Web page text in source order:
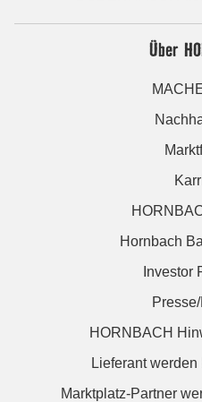
Über
Hornbach
Investor
HORNBACH
Lieferant
Marktplatz-Partner